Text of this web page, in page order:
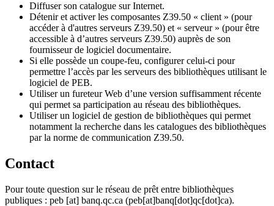
Diffuser son catalogue sur Internet.
Détenir et activer les composantes Z39.50 « client » (pour
accéder à d'autres serveurs Z39.50) et « serveur » (pour être
accessible à d’autres serveurs Z39.50) auprès de son
fournisseur de logiciel documentaire.
Si elle possède un coupe-feu, configurer celui-ci pour
permettre l’accès par les serveurs des bibliothèques utilisant le
logiciel de PEB.
Utiliser un fureteur Web d’une version suffisamment récente
qui permet sa participation au réseau des bibliothèques.
Utiliser un logiciel de gestion de bibliothèques qui permet
notamment la recherche dans les catalogues des bibliothèques
par la norme de communication Z39.50.
Contact
Pour toute question sur le réseau de prêt entre bibliothèques
publiques : peb [at] banq.qc.ca (peb[at]banq[dot]qc[dot]ca).